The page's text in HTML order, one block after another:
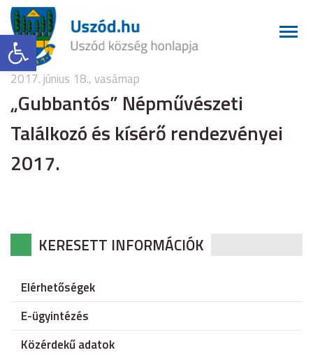
Eszköztár megnyitása
2017. június 18., vasárnap
„Gubbantós” Népművészeti
Találkozó és kísérő rendezvényei
2017.
KERESETT INFORMÁCIÓK
Elérhetőségek
E-ügyintézés
Közérdekű adatok